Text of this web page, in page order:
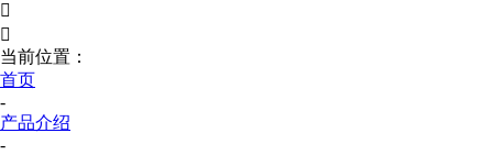


当前位置：
首页
-
产品介绍
-